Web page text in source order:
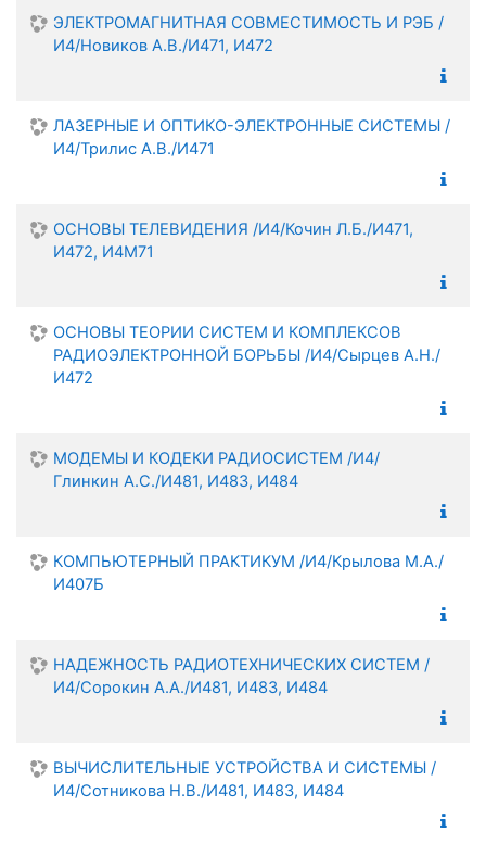
ЭЛЕКТРОМАГНИТНАЯ СОВМЕСТИМОСТЬ И РЭБ /
И4/Новиков А.В./И471, И472
ЛАЗЕРНЫЕ И ОПТИКО-ЭЛЕКТРОННЫЕ СИСТЕМЫ /
И4/Трилис А.В./И471
ОСНОВЫ ТЕЛЕВИДЕНИЯ /И4/Кочин Л.Б./И471,
И472, И4М71
ОСНОВЫ ТЕОРИИ СИСТЕМ И КОМПЛЕКСОВ
РАДИОЭЛЕКТРОННОЙ БОРЬБЫ /И4/Сырцев А.Н./
И472
МОДЕМЫ И КОДЕКИ РАДИОСИСТЕМ /И4/
Глинкин А.С./И481, И483, И484
КОМПЬЮТЕРНЫЙ ПРАКТИКУМ /И4/Крылова М.А./
И407Б
НАДЕЖНОСТЬ РАДИОТЕХНИЧЕСКИХ СИСТЕМ /
И4/Сорокин А.А./И481, И483, И484
ВЫЧИСЛИТЕЛЬНЫЕ УСТРОЙСТВА И СИСТЕМЫ /
И4/Сотникова Н.В./И481, И483, И484